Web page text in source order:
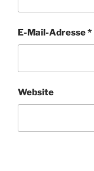
E-Mail-Adresse*
Website